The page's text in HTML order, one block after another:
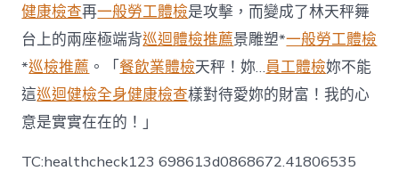
健康檢查再一般勞工體檢是攻擊，而變成了林天秤舞
台上的兩座極端背巡迴體檢推薦景雕塑*一般勞工體檢
*巡檢推薦 。「餐飲業體檢天秤！妳…員工體檢妳不能
這巡迴健檢全身健康檢查樣對待愛妳的財富！我的心
意是實實在在的！」
TC:healthcheck123 698613d0868672.41806535